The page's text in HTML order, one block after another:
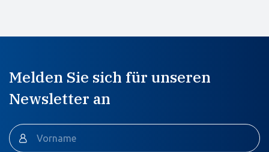
Melden Sie sich für unseren
Newsletter an